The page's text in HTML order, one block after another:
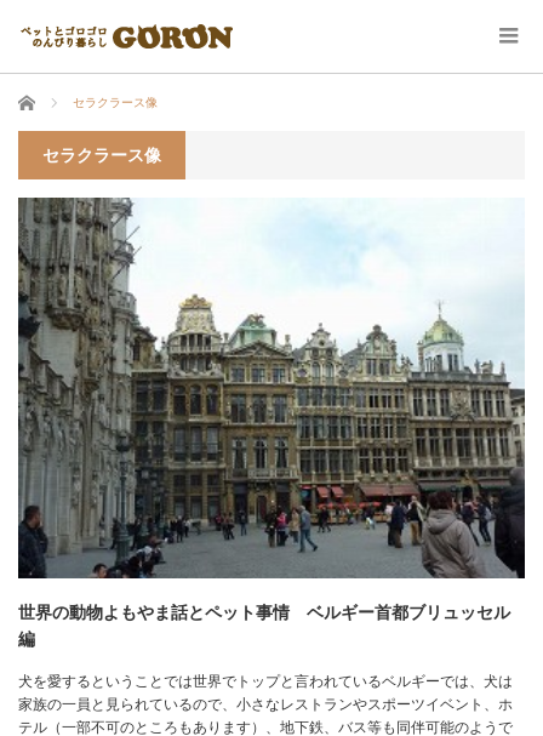
ホーム セラクラース像
セラクラース像
世界の動物よもやま話とペット事情 ベルギー首都ブリュッセル
編
犬を愛するということでは世界でトップと言われているベルギーでは、犬は
家族の一員と見られているので、小さなレストランやスポーツイベント、ホ
テル（一部不可のところもあります）、地下鉄、バス等も同伴可能のようで